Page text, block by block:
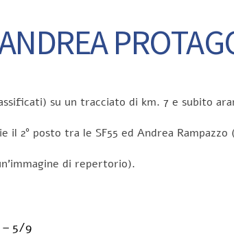
su un tracciato di km. 7 e subito
il 2° posto tra le SF55 ed Andrea
di repertorio).
– 5/9